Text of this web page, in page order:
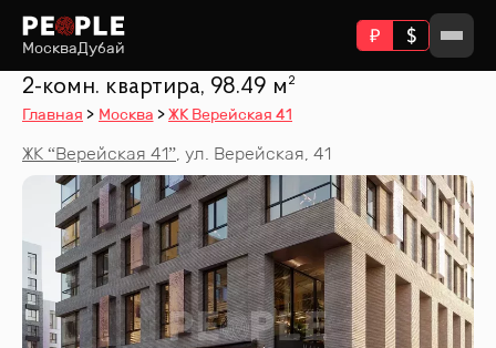
МоскваДубай
2-комн. квартира, 98.49 м²
Главная Москва ЖК Верейская 41
ЖК “Верейская 41”, ул. Верейская, 41